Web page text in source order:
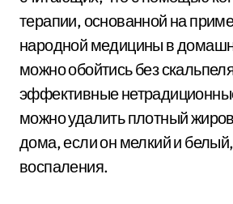
терапии, основанной на
народной медицины в
можно обойтись без
эффективные
можно удалить плотный
дома, если он мелкий и
воспаления.